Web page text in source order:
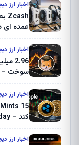
اخبار ارز
عمده ای
اخبار ارز
سوخت – U.Today
اخبار ارز
کند – U.Today
اخبار ارز